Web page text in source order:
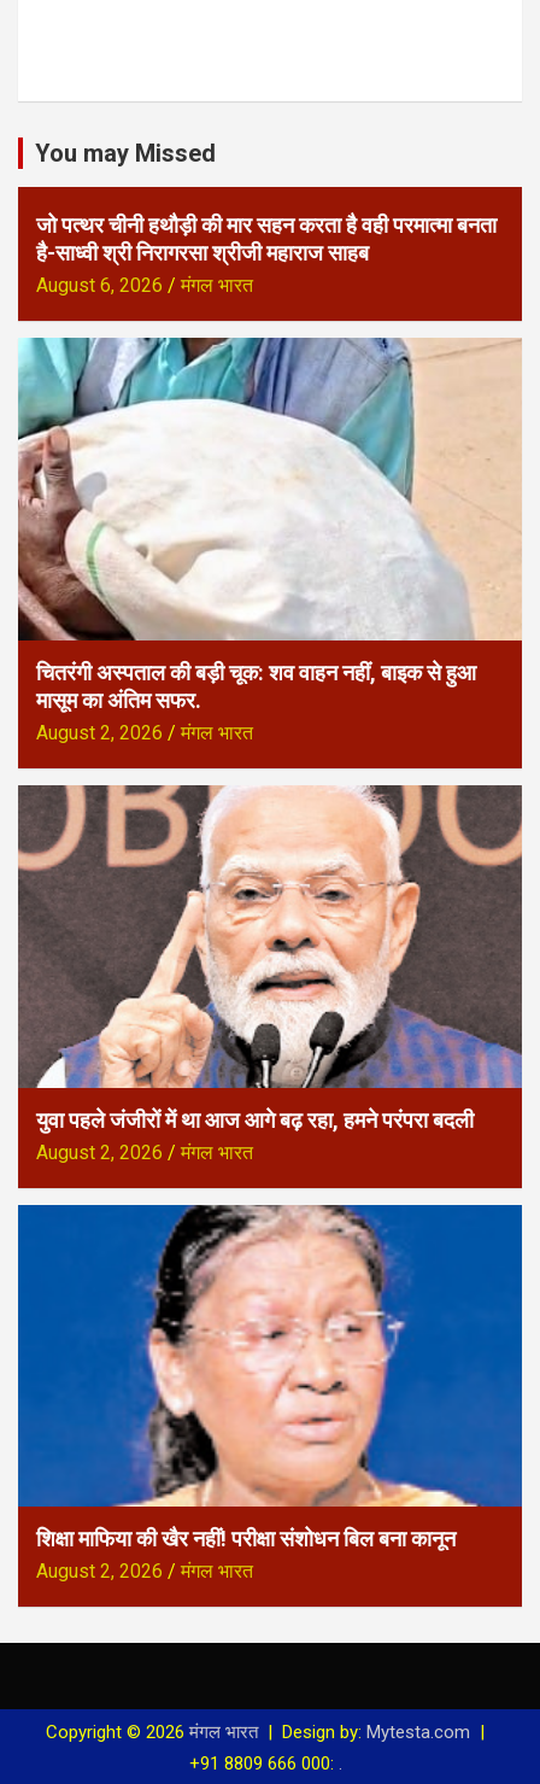
You may Missed
जो पत्थर चीनी हथौड़ी की मार सहन करता है वही परमात्मा बनता
है-साध्वी श्री निरागरसा श्रीजी महाराज साहब
August 6, 2026 मंगल भारत
चितरंगी अस्पताल की बड़ी चूक: शव वाहन नहीं, बाइक से हुआ
मासूम का अंतिम सफर.
August 2, 2026 मंगल भारत
युवा पहले जंजीरों में था आज आगे बढ़ रहा, हमने परंपरा बदली
August 2, 2026 मंगल भारत
शिक्षा माफिया की खैर नहीं! परीक्षा संशोधन बिल बना कानून
August 2, 2026 मंगल भारत
Copyright © 2026मंगल भारत Design by: Mytesta.com
+91 8809 666 000: .